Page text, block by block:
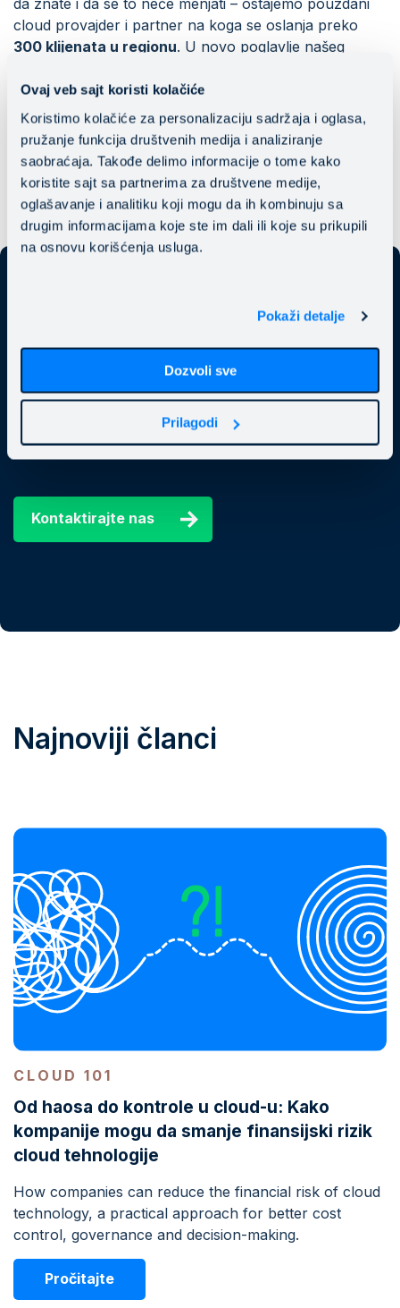
Ovaj veb sajt koristi kolačiće
Koristimo kolačiće za personalizaciju sadržaja i oglasa,
pružanje funkcija društvenih medija i analiziranje
saobraćaja. Takođe delimo informacije o tome kako
koristite sajt sa partnerima za društvene medije,
oglašavanje i analitiku koji mogu da ih kombinuju sa
drugim informacijama koje ste im dali ili koje su prikupili
na osnovu korišćenja usluga.
Pokaži detalje
Dozvoli sve
Prilagodi
da znate i da se to neće menjati – ostajemo pouzdani
cloud provajder i partner na koga se oslanja preko
300 klijenata u regionu. U novo poglavlje našeg
nas definišu, i sa težnnjom da pokrenemo
transformaciju budućnosti regionalnih kompanija u
digitalnoj erizajedno sa HC Center-om.
Saznajte kako Mainstream može da
unapredi Vaše poslovanje.
Kontaktirajte nas na business@mainstream.eu ili
popunite našu kontakt formu.
Kontaktirajte nas
Najnoviji članci
CLOUD 101
Od haosa do kontrole u cloud-u: Kako
kompanije mogu da smanje finansijski rizik
cloud tehnologije
How companies can reduce the financial risk of cloud
technology, a practical approach for better cost
control, governance and decision-making.
Pročitajte